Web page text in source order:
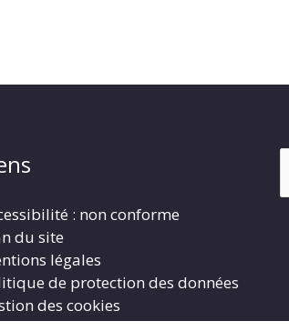
: non conforme
du site
légales
de protection des données
des cookies